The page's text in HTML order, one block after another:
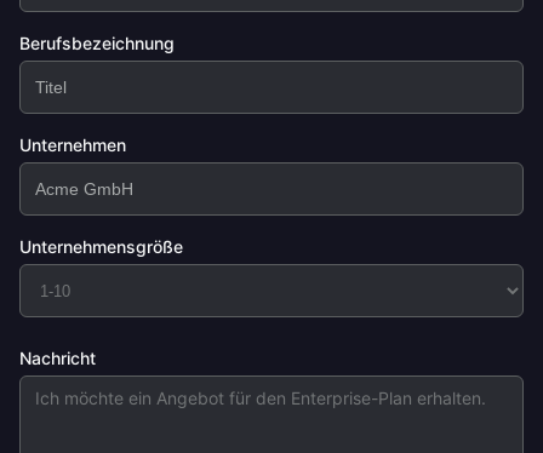
Berufsbezeichnung
Unternehmen
Unternehmensgröße
Nachricht